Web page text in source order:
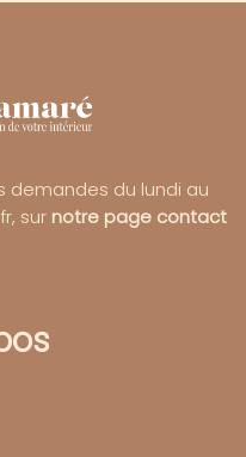
demandes du lundi au
sur notre page contact